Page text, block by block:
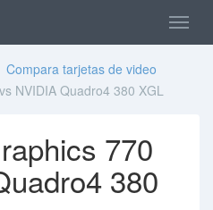
Compara tarjetas de video
NVIDIA Quadro4 380 XGL
770
380